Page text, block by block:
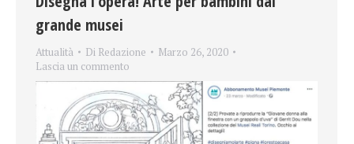
grande musei
Attualità Di Redazione
Marzo 26, 2020
Lascia un commento